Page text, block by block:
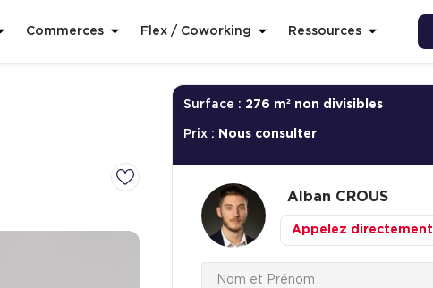
Commerces Flex / Coworking Ressources
Surface : 276 m² non divisibles
Prix : Nous consulter
Alban CROUS
Appelez directement